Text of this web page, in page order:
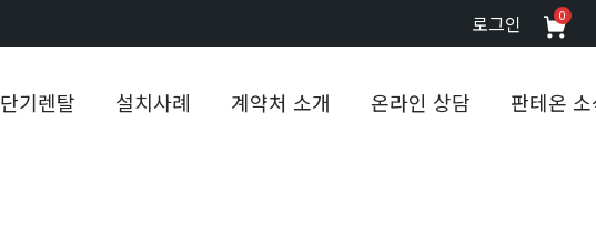
로그인 0
단기렌탈 설치사례 계약처 소개 온라인 상담 판테온